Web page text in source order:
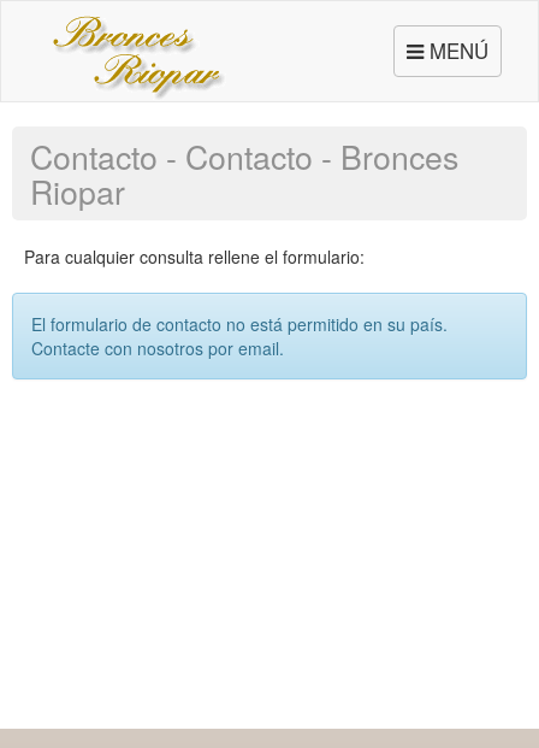
Toggle
navigation
MENÚ
Contacto - Contacto - Bronces
Riopar
Para cualquier consulta rellene el formulario:
El formulario de contacto no está permitido en su país.
Contacte con nosotros por email.